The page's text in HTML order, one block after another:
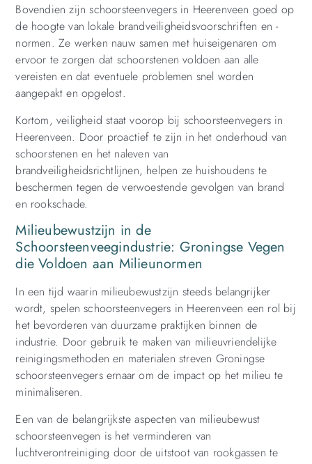
Bovendien zijn schoorsteenvegers in Heerenveen goed op
de hoogte van lokale brandveiligheidsvoorschriften en -
normen. Ze werken nauw samen met huiseigenaren om
ervoor te zorgen dat schoorstenen voldoen aan alle
vereisten en dat eventuele problemen snel worden
aangepakt en opgelost.
Kortom, veiligheid staat voorop bij schoorsteenvegers in
Heerenveen. Door proactief te zijn in het onderhoud van
schoorstenen en het naleven van
brandveiligheidsrichtlijnen, helpen ze huishoudens te
beschermen tegen de verwoestende gevolgen van brand
en rookschade.
Milieubewustzijn in de
Schoorsteenveegindustrie: Groningse Vegen
die Voldoen aan Milieunormen
In een tijd waarin milieubewustzijn steeds belangrijker
wordt, spelen schoorsteenvegers in Heerenveen een rol bij
het bevorderen van duurzame praktijken binnen de
industrie. Door gebruik te maken van milieuvriendelijke
reinigingsmethoden en materialen streven Groningse
schoorsteenvegers ernaar om de impact op het milieu te
minimaliseren.
Een van de belangrijkste aspecten van milieubewust
schoorsteenvegen is het verminderen van
luchtverontreiniging door de uitstoot van rookgassen te